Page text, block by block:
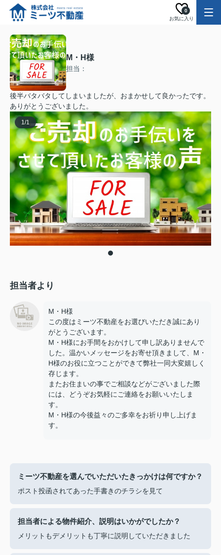
お気に入り
0
M・H様
担当：
後半バタバタしてしまいましたが、おまかせして良かったです。
ありがとうございました。
1/1
担当者より
M・H様
この度はミーツ不動産をお選びいただき誠にあり
がとうございます。
M・H様にお手間をおかけして申し訳ありませんで
した。温かいメッセージをお寄せ頂きまして、M・
H様のお役に立つことができて弊社一同大変嬉しく
存じます。
またお住まいの事でご相談などがございました際
には、どうぞお気軽にご連絡をお願いいたしま
す。
M・H様の今後益々のご多幸をお祈り申し上げま
す。
ミーツ不動産を選んでいただいたきっかけは何ですか？
ポスト投函されてあった手書きのチラシを見て
担当者による物件紹介、説明はいかがでしたか？
メリットもデメリットも丁寧に説明していただきました